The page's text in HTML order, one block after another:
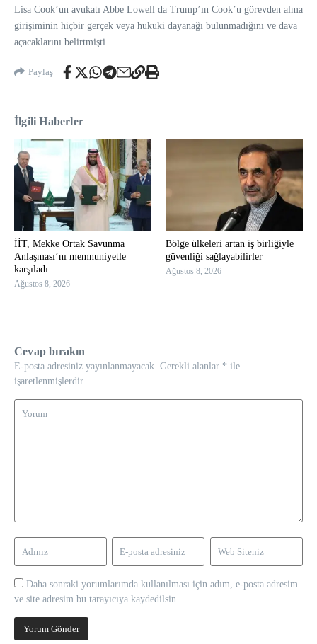
Lisa Cook’un avukatı Abbe Lowell da Trump’ın Cook’u görevden alma
girişiminin hiçbir gerçek veya hukuki dayanağı bulunmadığını ve dava
açacaklarını belirtmişti.
Paylaş
İlgili Haberler
İİT, Mekke Ortak Savunma
Anlaşması’nı memnuniyetle
karşıladı
Ağustos 8, 2026
Bölge ülkeleri artan iş birliğiyle
güvenliği sağlayabilirler
Ağustos 8, 2026
Cevap bırakın
E-posta adresiniz yayınlanmayacak. Gerekli alanlar * ile
işaretlenmişlerdir
Daha sonraki yorumlarımda kullanılması için adım, e-posta adresim
ve site adresim bu tarayıcıya kaydedilsin.